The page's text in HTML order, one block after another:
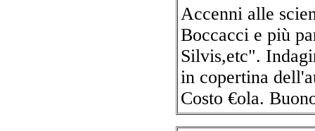
Accenni alle
Boccacci e più
Silvis,etc".
in copertina
Costo €ola.